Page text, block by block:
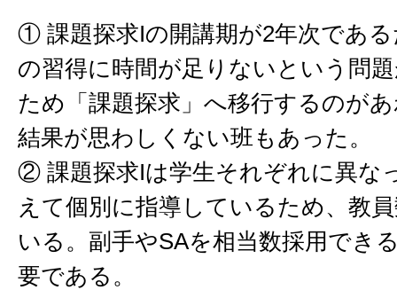
① 課題探求Iの開講期が2年次であ
の習得に時間が足りないという問
ため「課題探求」へ移行するのが
結果が思わしくない班もあった。
② 課題探求Iは学生それぞれに異な
えて個別に指導しているため、教
いる。副手やSAを相当数採用でき
要である。